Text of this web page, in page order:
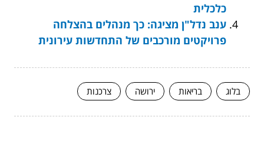
כלכלית
ענב נדל"ן מציגה: כך מנהלים בהצלחה
פרויקטים מורכבים של התחדשות עירונית
בלוג בריאות ירושה צרכנות